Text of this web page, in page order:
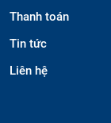
Thanh toán
Tin tức
Liên hệ